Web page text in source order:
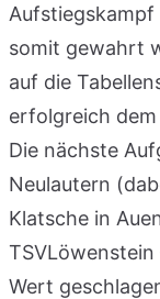
somit gewahrt
auf die
erfolgreich
Die nächste
Neulautern
Klatsche in
TSVLöwenstein
Wert